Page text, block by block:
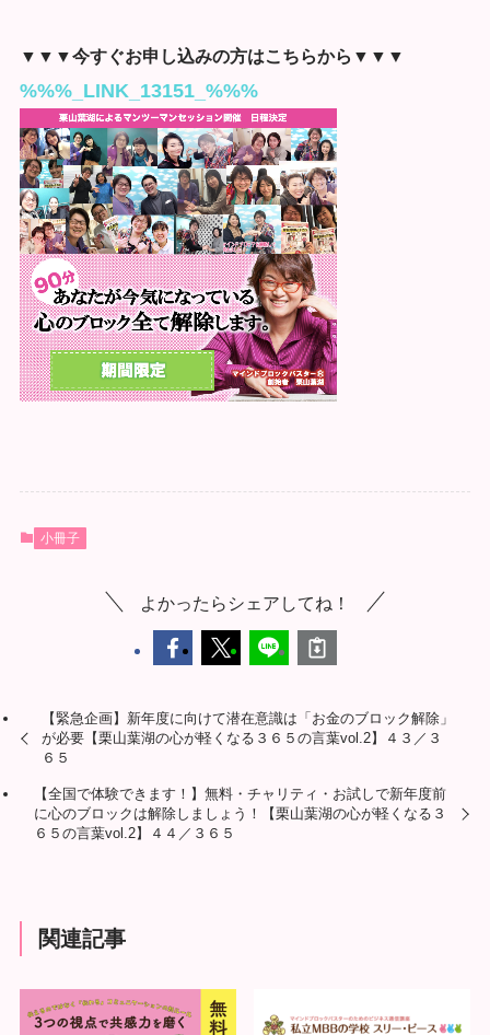
▼▼▼今すぐお申し込みの方はこちらから▼▼▼
%%%_LINK_13151_%%%
小冊子
よかったらシェアしてね！
【緊急企画】新年度に向けて潜在意識は「お金のブロック解除」
が必要【栗山葉湖の心が軽くなる３６５の言葉vol.2】４３／３
６５
【全国で体験できます！】無料・チャリティ・お試しで新年度前
に心のブロックは解除しましょう！【栗山葉湖の心が軽くなる３
６５の言葉vol.2】４４／３６５
関連記事